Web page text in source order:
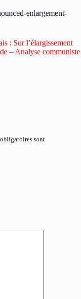
enlargement-
: Sur l’élargissement
– Analyse communiste
sont